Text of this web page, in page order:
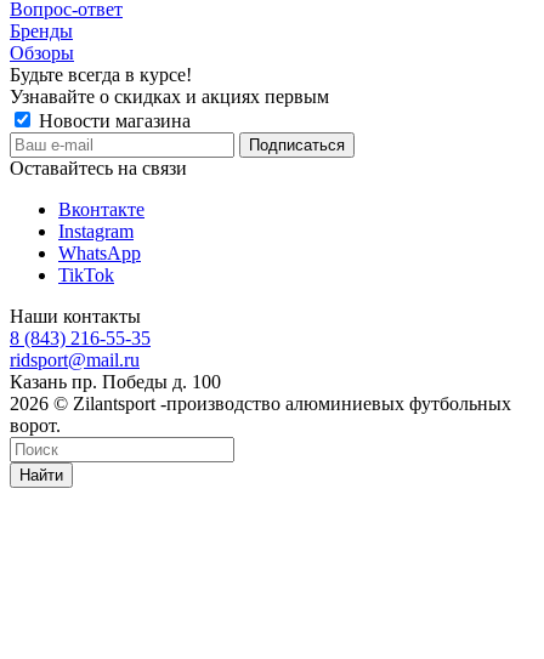
Вопрос-ответ
Бренды
Обзоры
Будьте всегда в курсе!
Узнавайте о скидках и акциях первым
Новости магазина
Оставайтесь на связи
Вконтакте
Instagram
WhatsApp
TikTok
Наши контакты
8 (843) 216-55-35
ridsport@mail.ru
Казань пр. Победы д. 100
2026 © Zilantsport -производство алюминиевых футбольных
ворот.
Найти